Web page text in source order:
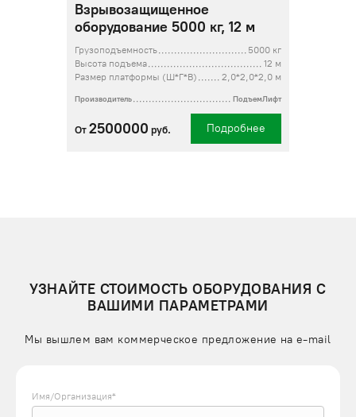
Взрывозащищенное
оборудование 5000 кг, 12 м
Грузоподъемность
5000 кг
Высота подъема
12 м
Размер платформы (Ш*Г*В)
2,0*2,0*2,0 м
Производитель ПодъемЛифт
От 2500000 руб. Подробнее
УЗНАЙТЕ СТОИМОСТЬ ОБОРУДОВАНИЯ С
ВАШИМИ ПАРАМЕТРАМИ
Мы вышлем вам коммерческое предложение на e-mail
Имя/Организация*